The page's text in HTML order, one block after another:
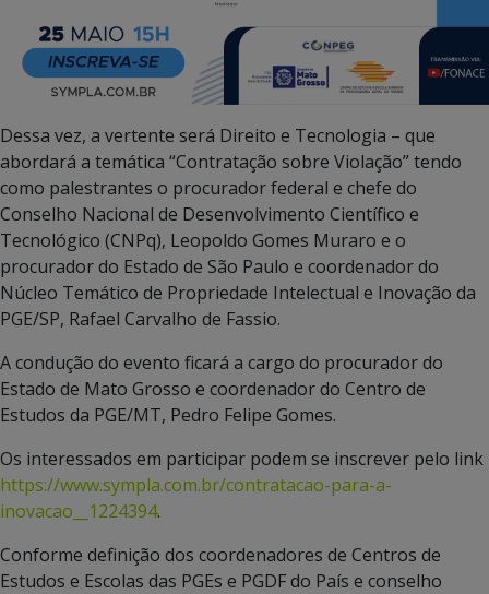
Dessa vez, a vertente será Direito e Tecnologia – que
abordará a temática “Contratação sobre Violação” tendo
como palestrantes o procurador federal e chefe do
Conselho Nacional de Desenvolvimento Científico e
Tecnológico (CNPq), Leopoldo Gomes Muraro e o
procurador do Estado de São Paulo e coordenador do
Núcleo Temático de Propriedade Intelectual e Inovação da
PGE/SP, Rafael Carvalho de Fassio.
A condução do evento ficará a cargo do procurador do
Estado de Mato Grosso e coordenador do Centro de
Estudos da PGE/MT, Pedro Felipe Gomes.
Os interessados em participar podem se inscrever pelo link
https://www.sympla.com.br/contratacao-para-a-
inovacao__1224394.
Conforme definição dos coordenadores de Centros de
Estudos e Escolas das PGEs e PGDF do País e conselho